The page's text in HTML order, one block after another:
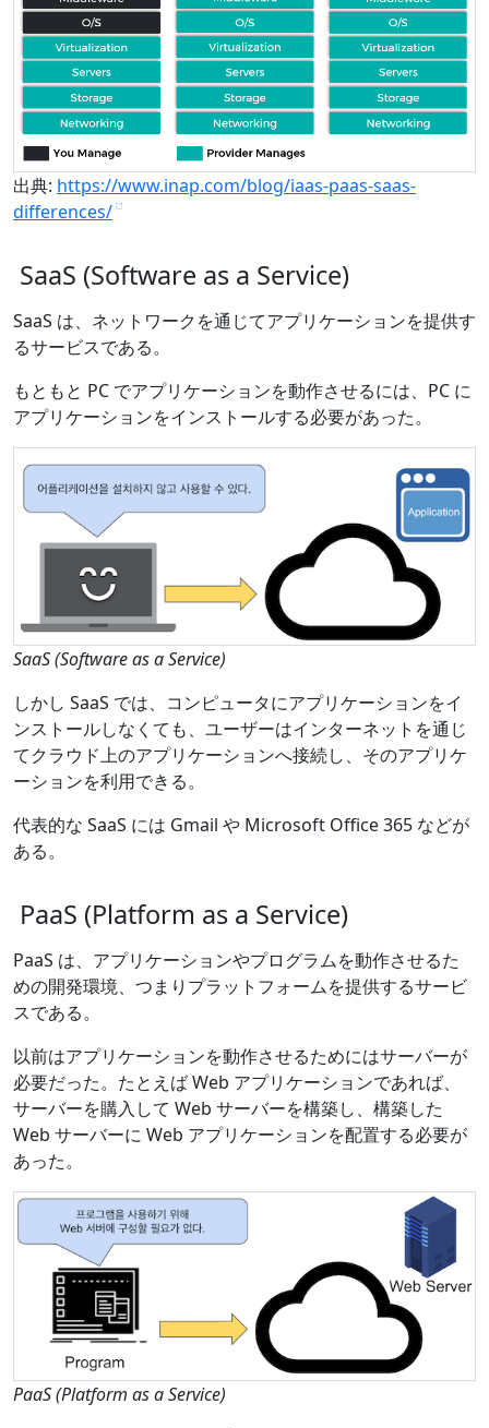
出典: https://www.inap.com/blog/iaas-paas-saas-
differences/
SaaS (Software as a Service)
SaaS は、ネットワークを通じてアプリケーションを提供す
るサービスである。
もともと PC でアプリケーションを動作させるには、PC に
アプリケーションをインストールする必要があった。
SaaS (Software as a Service)
しかし SaaS では、コンピュータにアプリケーションをイ
ンストールしなくても、ユーザーはインターネットを通じ
てクラウド上のアプリケーションへ接続し、そのアプリケ
ーションを利用できる。
代表的な SaaS には Gmail や Microsoft Office 365 などが
ある。
PaaS (Platform as a Service)
PaaS は、アプリケーションやプログラムを動作させるた
めの開発環境、つまりプラットフォームを提供するサービ
スである。
以前はアプリケーションを動作させるためにはサーバーが
必要だった。たとえば Web アプリケーションであれば、
サーバーを購入して Web サーバーを構築し、構築した
Web サーバーに Web アプリケーションを配置する必要が
あった。
PaaS (Platform as a Service)